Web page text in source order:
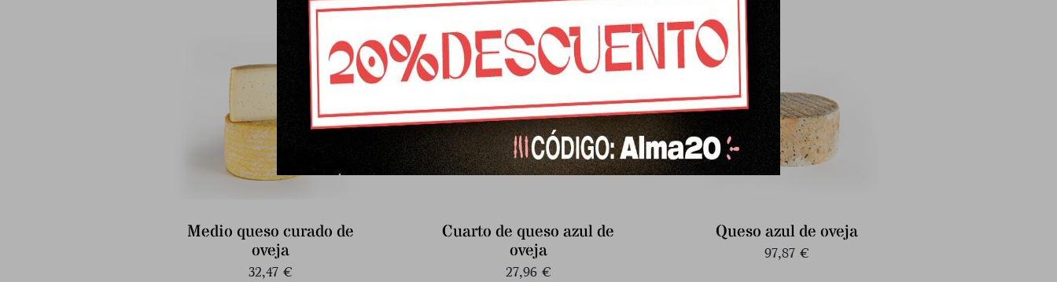
Medio queso curado de
oveja
32,47 €
Cuarto de queso azul de
oveja
27,96 €
Queso azul de oveja
97,87 €